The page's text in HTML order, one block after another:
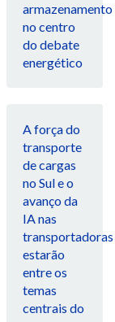
armazenamento
no centro
do debate
energético
A força do
transporte
de cargas
no Sul e o
avanço da
IA nas
transportadoras
estarão
entre os
temas
centrais do